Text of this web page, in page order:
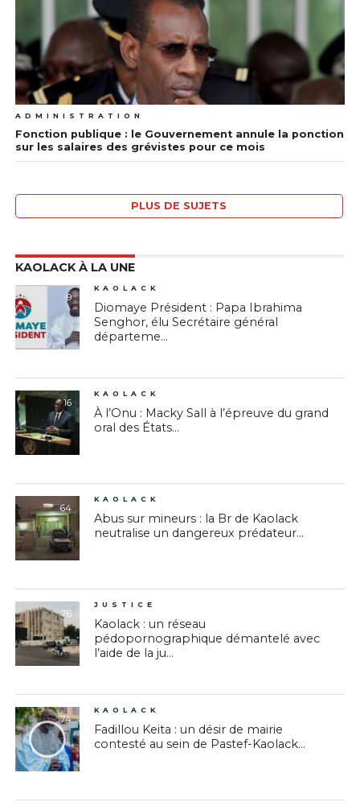
ADMINISTRATION
Fonction publique : le Gouvernement annule la ponction
sur les salaires des grévistes pour ce mois
PLUS DE SUJETS
KAOLACK À LA UNE
9
KAOLACK
Diomaye Président : Papa Ibrahima
Senghor, élu Secrétaire général
départeme...
16
KAOLACK
À l’Onu : Macky Sall à l’épreuve du grand
oral des États...
64
KAOLACK
Abus sur mineurs : la Br de Kaolack
neutralise un dangereux prédateur...
76
JUSTICE
Kaolack : un réseau
pédopornographique démantelé avec
l’aide de la ju...
74
KAOLACK
Fadillou Keita : un désir de mairie
contesté au sein de Pastef-Kaolack...